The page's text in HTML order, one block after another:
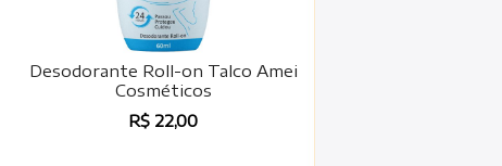
Desodorante Roll-on Talco Amei
Cosméticos
R$ 22,00